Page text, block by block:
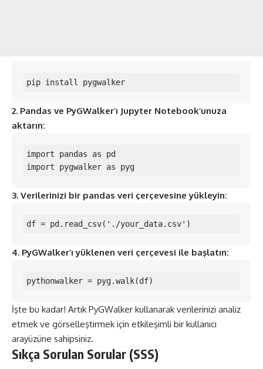
pip install pygwalker
2. Pandas ve PyGWalker’ı Jupyter Notebook’unuza
aktarın:
import pandas as pd
import pygwalker as pyg
3. Verilerinizi bir pandas veri çerçevesine yükleyin:
df = pd.read_csv('./your_data.csv')
4. PyGWalker’ı yüklenen veri çerçevesi ile başlatın:
pythonwalker = pyg.walk(df)
İşte bu kadar! Artık PyGWalker kullanarak verilerinizi analiz
etmek ve görselleştirmek için etkileşimli bir kullanıcı
arayüzüne sahipsiniz.
Sıkça Sorulan Sorular (SSS)